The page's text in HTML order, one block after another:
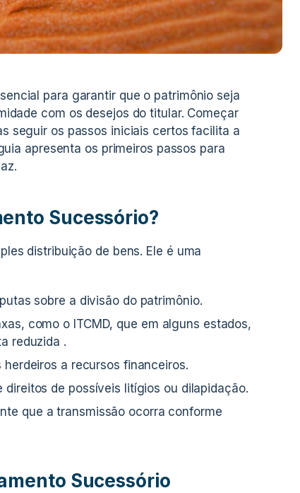
para garantir que o patrimônio seja
com os desejos do titular. Começar
seguir os passos iniciais certos facilita a
apresenta os primeiros passos para
Sucessório?
distribuição de bens. Ele é uma
sobre a divisão do patrimônio.
como o ITCMD, que em alguns estados,
reduzida .
herdeiros a recursos financeiros.
direitos de possíveis litígios ou dilapidação.
que a transmissão ocorra conforme
Sucessório